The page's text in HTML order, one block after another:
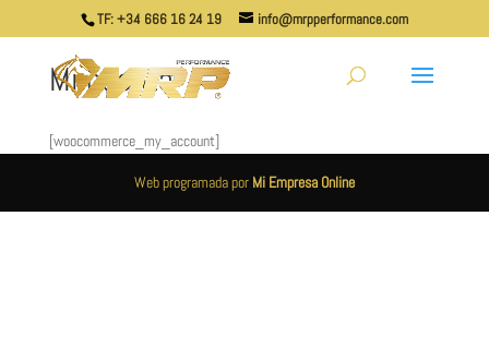
TF: +34 666 16 24 19 info@mrpperformance.com
Mi cuenta
[woocommerce_my_account]
Web programada por Mi Empresa Online